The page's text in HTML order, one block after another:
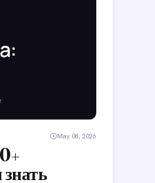
May 08, 2026